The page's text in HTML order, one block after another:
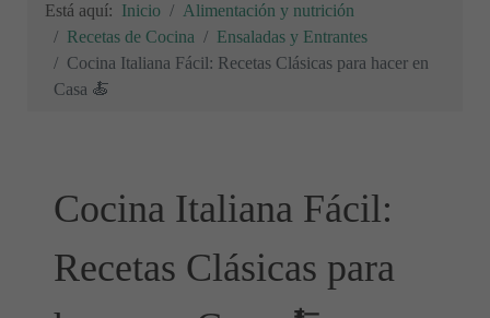
Está aquí: Inicio
Alimentación y nutrición
Recetas de Cocina
Ensaladas y Entrantes
Cocina Italiana Fácil: Recetas Clásicas para hacer en
Casa 🍝
Cocina Italiana Fácil:
Recetas Clásicas para